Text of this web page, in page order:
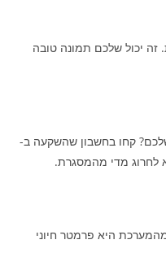
זה יכול שלכם תמונה טובה
קחו בחשבון שהשקעה ב-
היא פרמטר חיוני